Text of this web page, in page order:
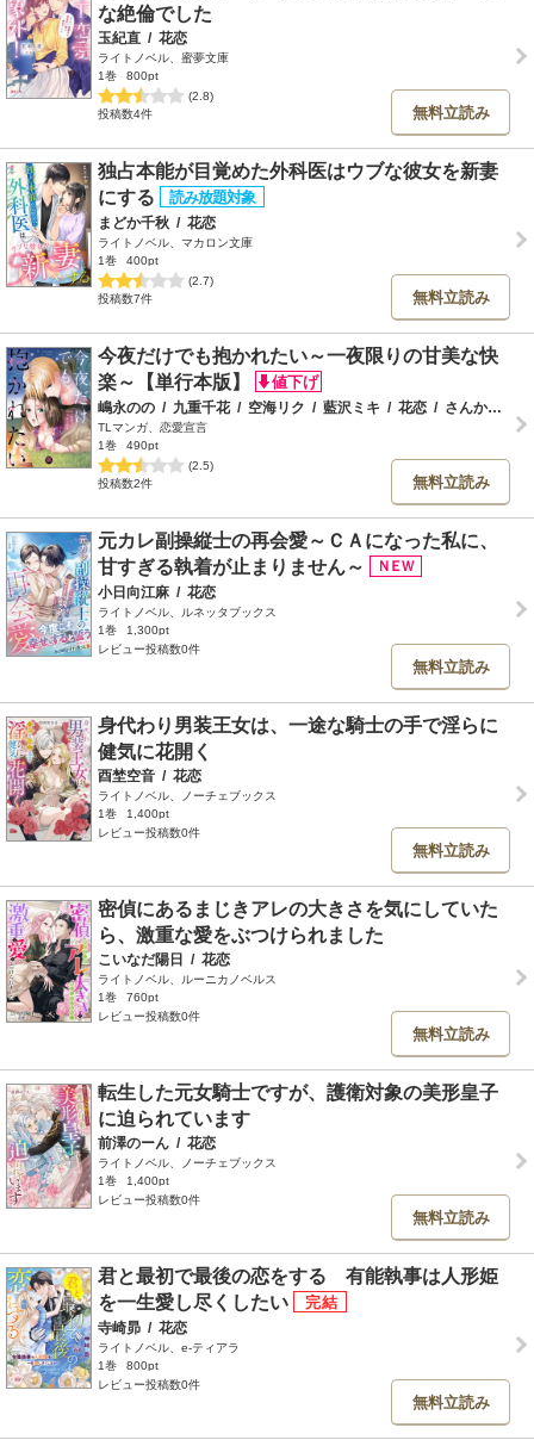
な絶倫でした
玉紀直 / 花恋
ライトノベル、蜜夢文庫
1巻
800pt
(2.8)
投稿数4件
無料立読み
独占本能が目覚めた外科医はウブな彼女を新妻
にする
まどか千秋 / 花恋
ライトノベル、マカロン文庫
1巻
400pt
(2.7)
投稿数7件
無料立読み
今夜だけでも抱かれたい～一夜限りの甘美な快
楽～【単行本版】
嶋永のの / 九重千花 / 空海リク / 藍沢ミキ / 花恋 / さんかく
TLマンガ、恋愛宣言
1巻
490pt
(2.5)
投稿数2件
無料立読み
元カレ副操縦士の再会愛～ＣＡになった私に、
甘すぎる執着が止まりません～
小日向江麻 / 花恋
ライトノベル、ルネッタブックス
1巻
1,300pt
レビュー投稿数0件
無料立読み
身代わり男装王女は、一途な騎士の手で淫らに
健気に花開く
酉埜空音 / 花恋
ライトノベル、ノーチェブックス
1巻
1,400pt
レビュー投稿数0件
無料立読み
密偵にあるまじきアレの大きさを気にしていた
ら、激重な愛をぶつけられました
こいなだ陽日 / 花恋
ライトノベル、ルーニカノベルス
1巻
760pt
レビュー投稿数0件
無料立読み
転生した元女騎士ですが、護衛対象の美形皇子
に迫られています
前澤のーん / 花恋
ライトノベル、ノーチェブックス
1巻
1,400pt
レビュー投稿数0件
無料立読み
君と最初で最後の恋をする 有能執事は人形姫
を一生愛し尽くしたい
寺崎昴 / 花恋
ライトノベル、e-ティアラ
1巻
800pt
レビュー投稿数0件
無料立読み